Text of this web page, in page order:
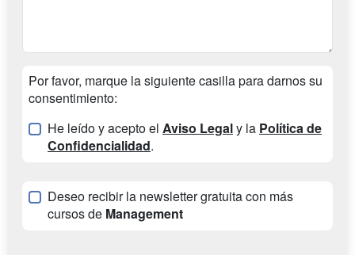
Por favor, marque la siguiente casilla para darnos su
consentimiento:
He leído y acepto el Aviso Legaly la Política de
Confidencialidad.
Deseo recibir la newsletter gratuita con más
cursos de Management